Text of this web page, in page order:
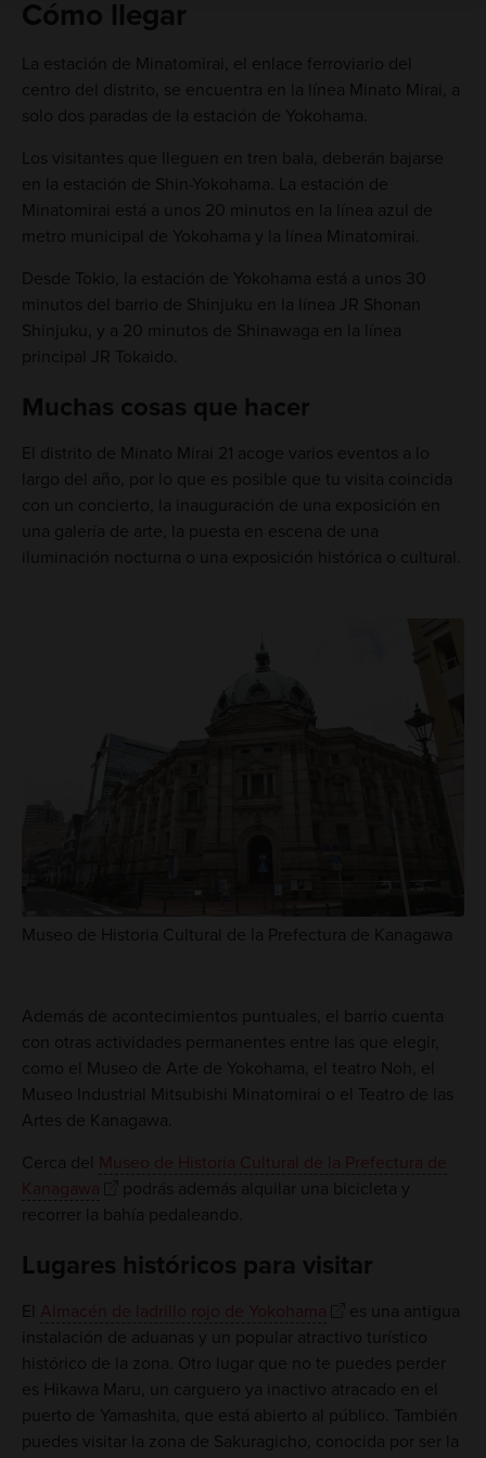
Cómo llegar
La estación de Minatomirai, el enlace ferroviario del
centro del distrito, se encuentra en la línea Minato Mirai, a
solo dos paradas de la estación de Yokohama.
Los visitantes que lleguen en tren bala, deberán bajarse
en la estación de Shin-Yokohama. La estación de
Minatomirai está a unos 20 minutos en la línea azul de
metro municipal de Yokohama y la línea Minatomirai.
Desde Tokio, la estación de Yokohama está a unos 30
minutos del barrio de Shinjuku en la línea JR Shonan
Shinjuku, y a 20 minutos de Shinawaga en la línea
principal JR Tokaido.
Muchas cosas que hacer
El distrito de Minato Mirai 21 acoge varios eventos a lo
largo del año, por lo que es posible que tu visita coincida
con un concierto, la inauguración de una exposición en
una galería de arte, la puesta en escena de una
iluminación nocturna o una exposición histórica o cultural.
Museo de Historia Cultural de la Prefectura de Kanagawa
Además de acontecimientos puntuales, el barrio cuenta
con otras actividades permanentes entre las que elegir,
como el Museo de Arte de Yokohama, el teatro Noh, el
Museo Industrial Mitsubishi Minatomirai o el Teatro de las
Artes de Kanagawa.
Cerca del Museo de Historia Cultural de la Prefectura de
Kanagawa
podrás además alquilar una bicicleta y
recorrer la bahía pedaleando.
Lugares históricos para visitar
El Almacén de ladrillo rojo de Yokohama
es una antigua
instalación de aduanas y un popular atractivo turístico
histórico de la zona. Otro lugar que no te puedes perder
es Hikawa Maru, un carguero ya inactivo atracado en el
puerto de Yamashita, que está abierto al público. También
puedes visitar la zona de Sakuragicho, conocida por ser la